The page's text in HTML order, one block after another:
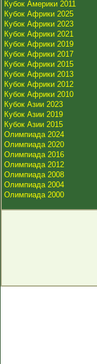
Кубок Америки 2011
Кубок Африки 2025
Кубок Африки 2023
Кубок Африки 2021
Кубок Африки 2019
Кубок Африки 2017
Кубок Африки 2015
Кубок Африки 2013
Кубок Африки 2012
Кубок Африки 2010
Кубок Азии 2023
Кубок Азии 2019
Кубок Азии 2015
Олимпиада 2024
Олимпиада 2020
Олимпиада 2016
Олимпиада 2012
Олимпиада 2008
Олимпиада 2004
Олимпиада 2000